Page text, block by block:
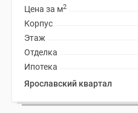
Цена за м2
Корпус
Этаж
Отделка
Ипотека
Ярославский квартал